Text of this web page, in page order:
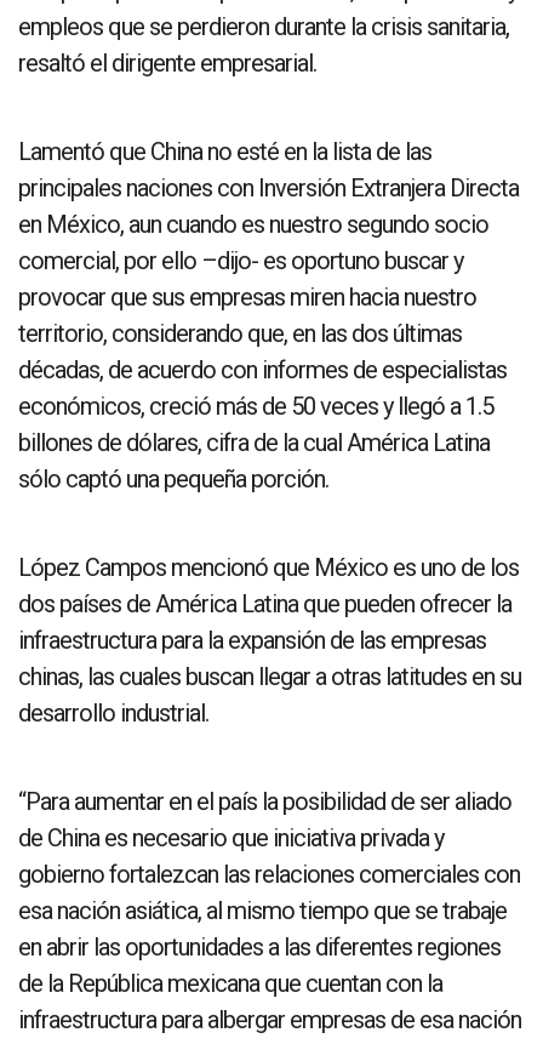
empleos que se perdieron durante la crisis sanitaria,
resaltó el dirigente empresarial.
Lamentó que China no esté en la lista de las
principales naciones con Inversión Extranjera Directa
en México, aun cuando es nuestro segundo socio
comercial, por ello –dijo- es oportuno buscar y
provocar que sus empresas miren hacia nuestro
territorio, considerando que, en las dos últimas
décadas, de acuerdo con informes de especialistas
económicos, creció más de 50 veces y llegó a 1.5
billones de dólares, cifra de la cual América Latina
sólo captó una pequeña porción.
López Campos mencionó que México es uno de los
dos países de América Latina que pueden ofrecer la
infraestructura para la expansión de las empresas
chinas, las cuales buscan llegar a otras latitudes en su
desarrollo industrial.
“Para aumentar en el país la posibilidad de ser aliado
de China es necesario que iniciativa privada y
gobierno fortalezcan las relaciones comerciales con
esa nación asiática, al mismo tiempo que se trabaje
en abrir las oportunidades a las diferentes regiones
de la República mexicana que cuentan con la
infraestructura para albergar empresas de esa nación